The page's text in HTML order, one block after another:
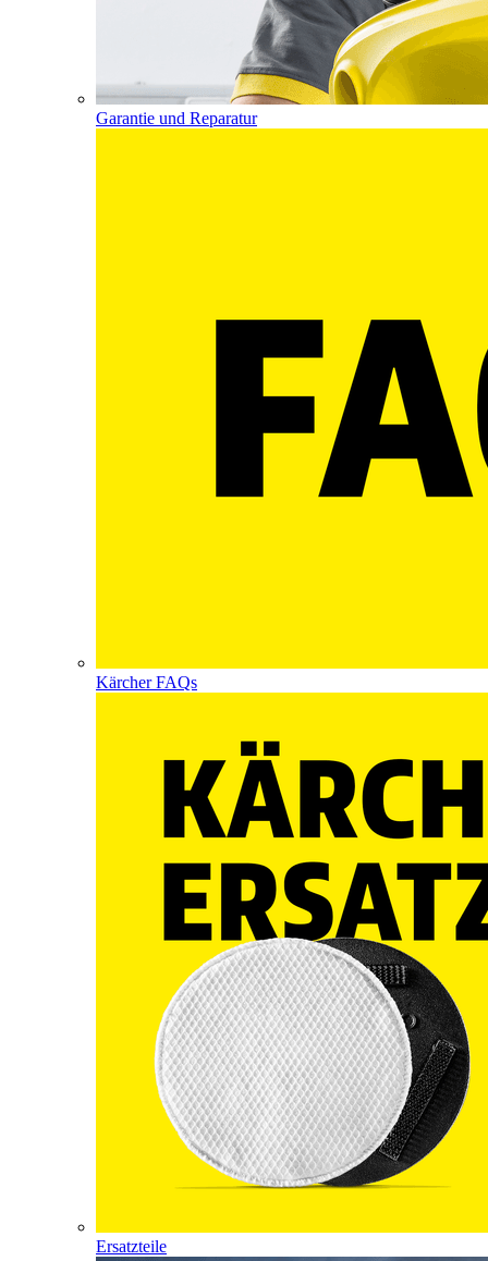
Garantie und Reparatur
Kärcher FAQs
Ersatzteile